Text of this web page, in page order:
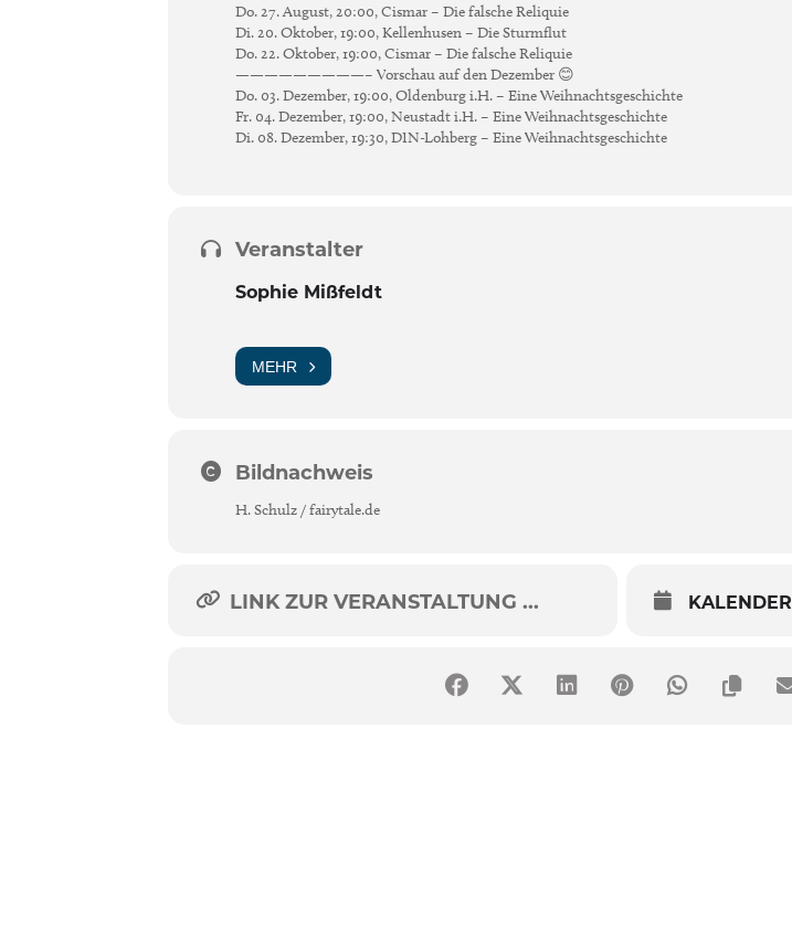
Do. 27. August, 20:00, Cismar – Die falsche Reliquie
Di. 20. Oktober, 19:00, Kellenhusen – Die Sturmflut
Do. 22. Oktober, 19:00, Cismar – Die falsche Reliquie
—————————– Vorschau auf den Dezember 😊
Do. 03. Dezember, 19:00, Oldenburg i.H. – Eine Weihnachtsgeschichte
Fr. 04. Dezember, 19:00, Neustadt i.H. – Eine Weihnachtsgeschichte
Di. 08. Dezember, 19:30, DIN-Lohberg – Eine Weihnachtsgeschichte
Veranstalter
Sophie Mißfeldt
MEHR
Bildnachweis
H. Schulz / fairytale.de
LINK ZUR VERANSTALTUNG ... KALENDER